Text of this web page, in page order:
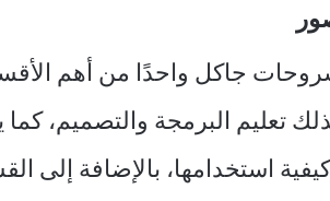
جاكل واحدًا من أهم
تعليم البرمجة والتصميم،
استخدامها، بالإضافة إلى